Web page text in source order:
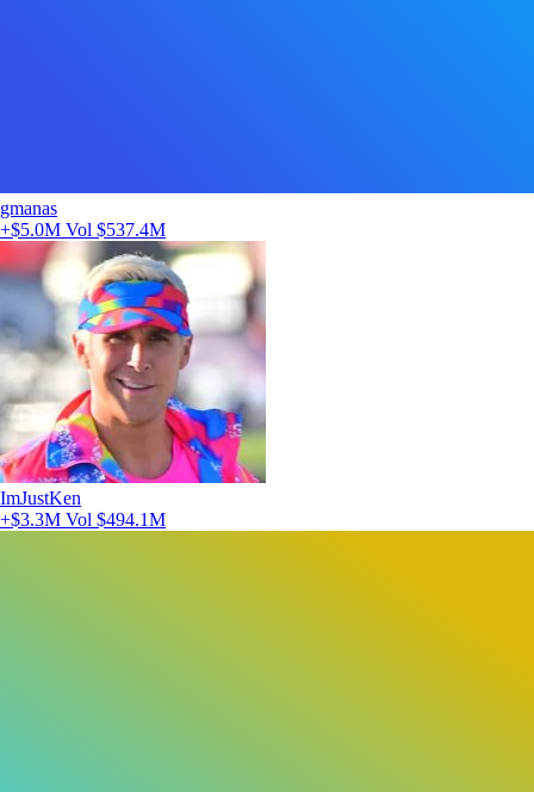
gmanas
+$5.0M Vol $537.4M
ImJustKen
+$3.3M Vol $494.1M